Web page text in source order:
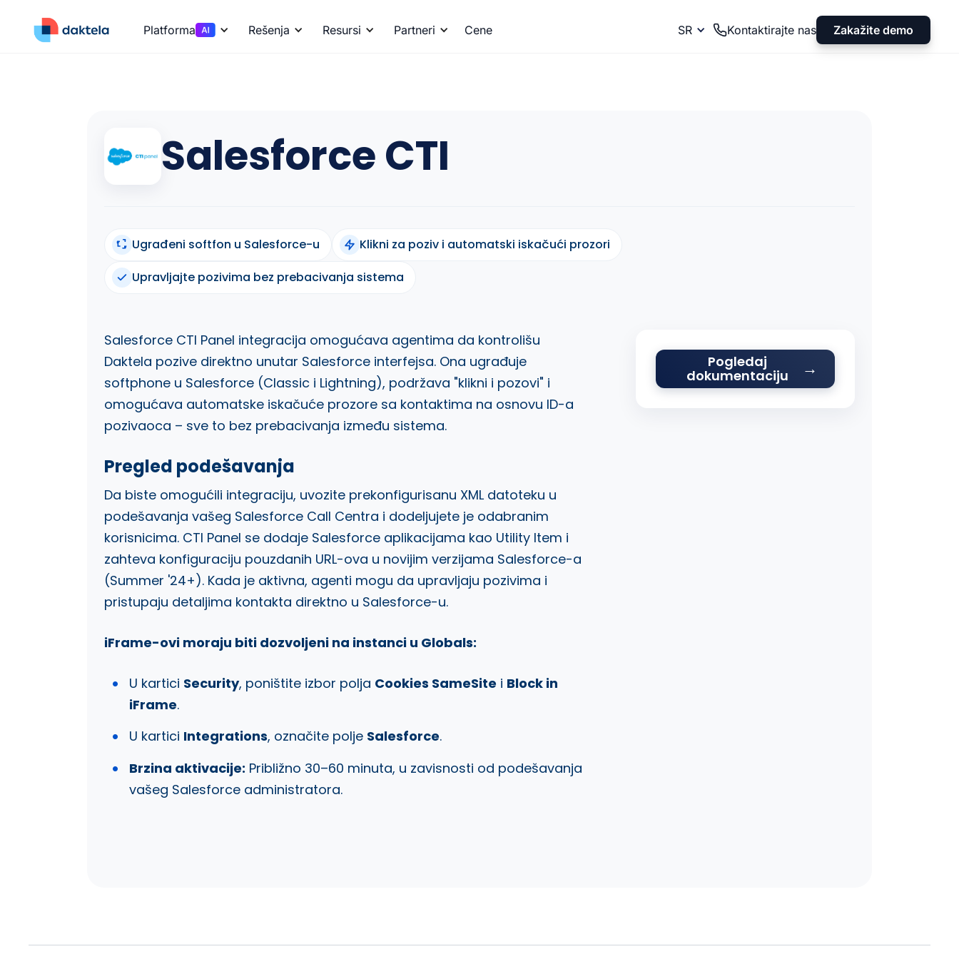
Platforma Rešenja Resursi Partneri Cene SR Kontaktirajte nas Zakažite demo
Salesforce CTI
Ugrađeni softfon u Salesforce-u
Klikni za poziv i automatski iskačući prozori
Upravljajte pozivima bez prebacivanja sistema
Salesforce CTI Panel integracija omogućava agentima da kontrolišu
Daktela pozive direktno unutar Salesforce interfejsa. Ona ugrađuje
softphone u Salesforce (Classic i Lightning), podržava "klikni i pozovi" i
omogućava automatske iskačuće prozore sa kontaktima na osnovu ID-a
pozivaoca – sve to bez prebacivanja između sistema.
Pregled podešavanja
Da biste omogućili integraciju, uvozite prekonfigurisanu XML datoteku u
podešavanja vašeg Salesforce Call Centra i dodeljujete je odabranim
korisnicima. CTI Panel se dodaje Salesforce aplikacijama kao Utility Item i
zahteva konfiguraciju pouzdanih URL-ova u novijim verzijama Salesforce-a
(Summer '24+). Kada je aktivna, agenti mogu da upravljaju pozivima i
pristupaju detaljima kontakta direktno u Salesforce-u.
iFrame-ovi moraju biti dozvoljeni na instanci u Globals:
U kartici Security, poništite izbor polja Cookies SameSite i Block in
iFrame.
U kartici Integrations, označite polje Salesforce.
Brzina aktivacije: Približno 30–60 minuta, u zavisnosti od podešavanja
vašeg Salesforce administratora.
Pogledaj
dokumentaciju